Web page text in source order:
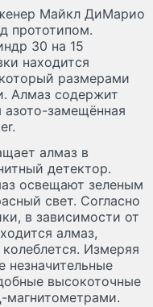
Майкл ДиМарио
прототипом.
30 на 15
находится
размерами
Алмаз содержит
замещённая
алмаз в
детектор.
освещают зеленым
свет. Согласно
в зависимости от
алмаз,
Измеряя
высокоточные